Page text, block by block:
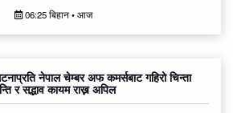
06:25 बिहान • आज
नेपाल चेम्बर अफ कमर्सबाट गहिरो चिन्ता
र सद्भाव कायम राख्न अपिल